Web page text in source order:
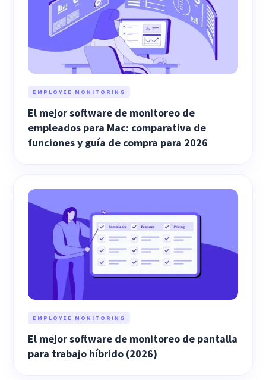
EMPLOYEE MONITORING
El mejor software de monitoreo de
empleados para Mac: comparativa de
funciones y guía de compra para 2026
EMPLOYEE MONITORING
El mejor software de monitoreo de pantalla
para trabajo híbrido (2026)